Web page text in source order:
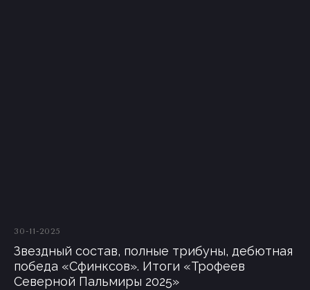
30-11-2025
Звездный состав, полные трибуны, дебютная
победа «Сфинксов». Итоги «Трофеев
Северной Пальмиры 2025»